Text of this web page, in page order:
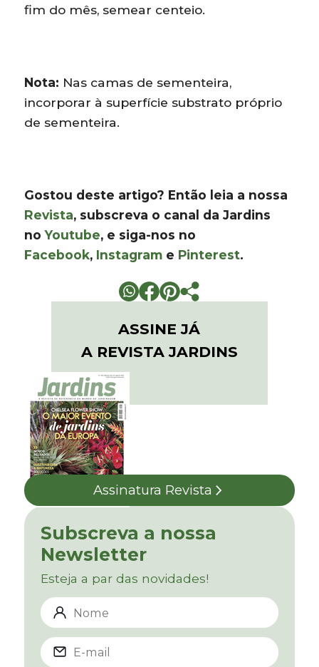
fim do mês, semear centeio.
Nota: Nas camas de sementeira,
incorporar à superfície substrato próprio
de sementeira.
Gostou deste artigo? Então leia a nossa
Revista, subscreva o canal da Jardins
noYoutube, e siga-nos no
Facebook, Instagram e Pinterest.
ASSINE JÁ
A REVISTA JARDINS
Assinatura Revista
Subscreva a nossa
Newsletter
Esteja a par das novidades!